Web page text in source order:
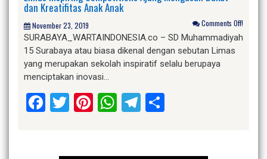
dan Kreatifitas Anak Anak
November 23, 2019 Comments Off!
SURABAYA_WARTAINDONESIA.co – SD Muhammadiyah
15 Surabaya atau biasa dikenal dengan sebutan Limas
yang merupakan sekolah inspiratif selalu berupaya
menciptakan inovasi…
Facebook
Twitter
Pinterest
WhatsApp
Telegram